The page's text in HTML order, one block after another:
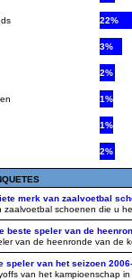
22%
3%
2%
1%
1%
2%
merk van zaalvoetbal
schoenen die u
beste speler van de
van de heenronde van de
speler van het seizoen
van het kampioenschap in